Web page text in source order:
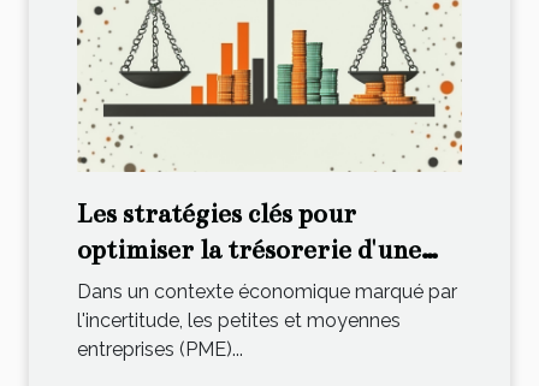
Les stratégies clés pour
optimiser la trésorerie d'une
PME en période d'incertitude
économique
Dans un contexte économique marqué par
l'incertitude, les petites et moyennes
entreprises (PME)...